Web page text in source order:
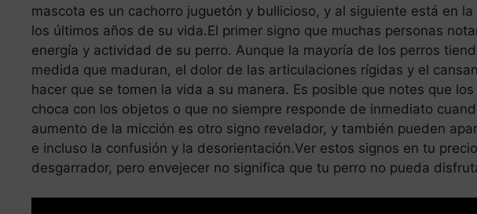
mascota es un cachorro juguetón y bullicioso, y al siguiente está en
los últimos años de su vida.El primer signo que muchas personas
energía y actividad de su perro. Aunque la mayoría de los perros
medida que maduran, el dolor de las articulaciones rígidas y el
hacer que se tomen la vida a su manera. Es posible que notes que
choca con los objetos o que no siempre responde de inmediato
aumento de la micción es otro signo revelador, y también pueden
e incluso la confusión y la desorientación.Ver estos signos en tu
desgarrador, pero envejecer no significa que tu perro no pueda